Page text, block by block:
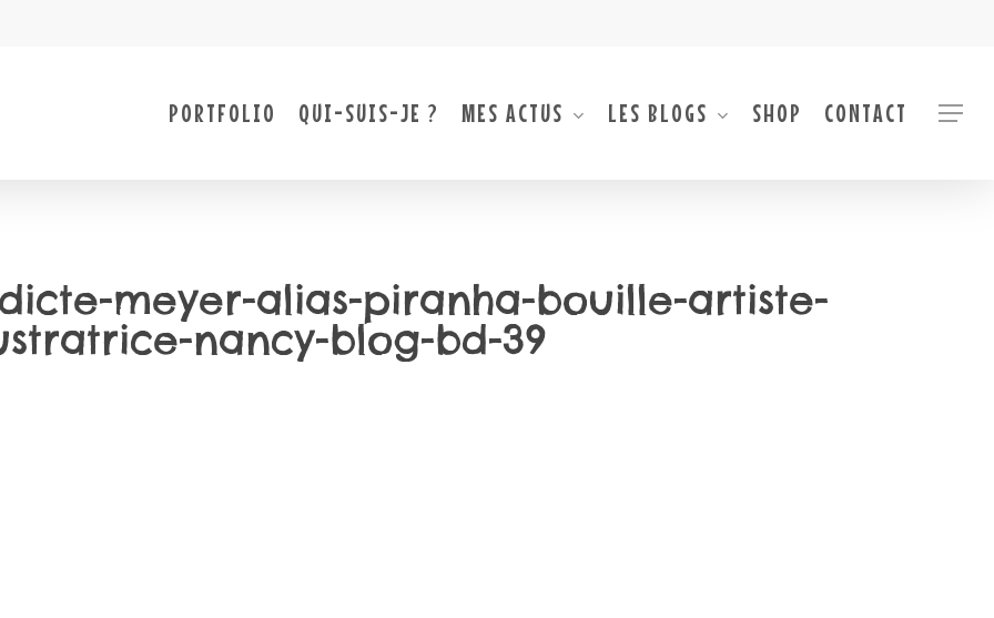
PORTFOLIO QUI-SUIS-JE ? MES ACTUS LES BLOGS SHOP CONTACT Menu
meyer-alias-piranha-bouille-artiste-
nancy-blog-bd-39